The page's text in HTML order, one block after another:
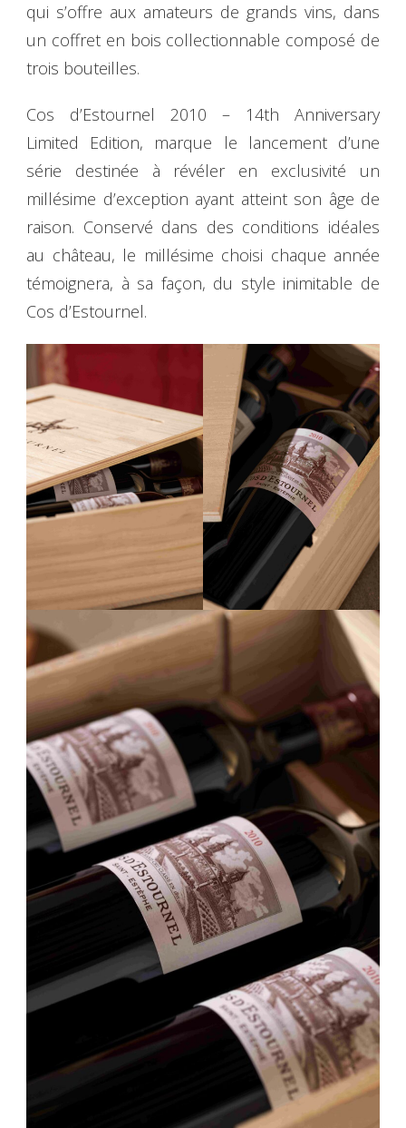
qui s’offre aux amateurs de grands vins, dans
un coffret en bois collectionnable composé de
trois bouteilles.
Cos d’Estournel 2010 – 14th Anniversary
Limited Edition, marque le lancement d’une
série destinée à révéler en exclusivité un
millésime d’exception ayant atteint son âge de
raison. Conservé dans des conditions idéales
au château, le millésime choisi chaque année
témoignera, à sa façon, du style inimitable de
Cos d’Estournel.